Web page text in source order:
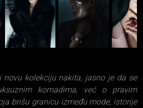
novu kolekciju nakita, jasno je da se
komadima, već o pravim
brišu granicu između mode, istorije